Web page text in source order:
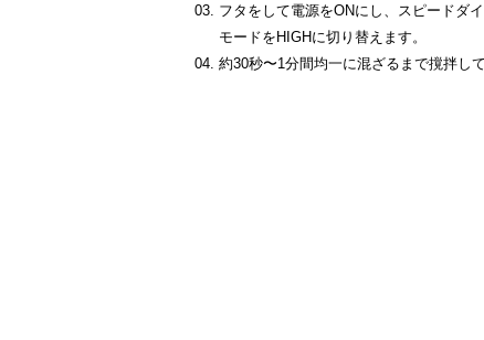
フタをして電源をONにし、スピードダ
モードをHIGHに切り替えます。
約30秒〜1分間均一に混ざるまで撹拌して